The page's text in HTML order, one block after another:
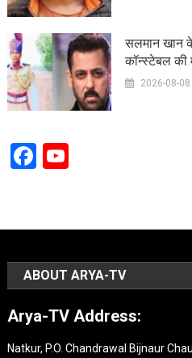
सलमान खान
कॉन्स्टेबल की
2026-08-08
Facebook
ABOUT ARYA-TV
Arya-TV Address:
Natkur, P.O. Chandrawal Bijnaur